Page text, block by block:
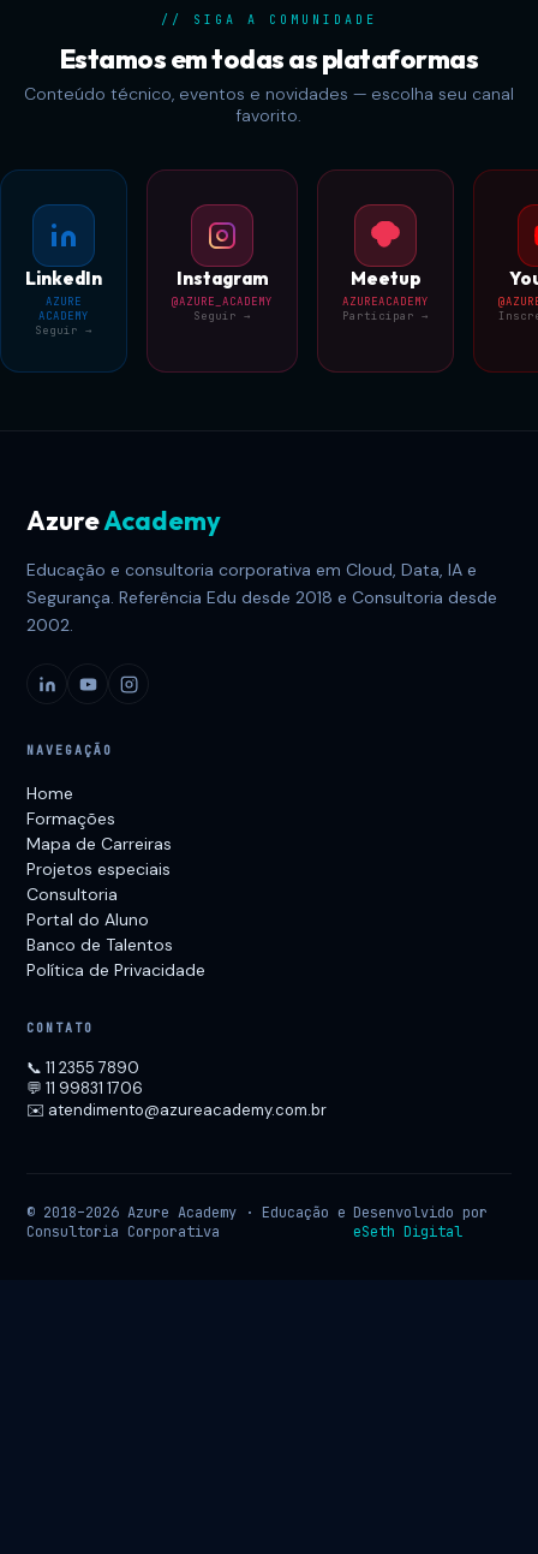
// SIGA A COMUNIDADE
Estamos em todas as plataformas
Conteúdo técnico, eventos e novidades — escolha seu canal
favorito.
LinkedIn
AZURE
ACADEMY
Seguir →
Instagram
@AZURE_ACADEMY
Seguir →
Meetup
AZUREACADEMY
Participar →
AzureAcademy
Educação e consultoria corporativa em Cloud, Data, IA e
Segurança. Referência Edu desde 2018 e Consultoria desde
2002.
NAVEGAÇÃO
Home
Formações
Mapa de Carreiras
Projetos especiais
Consultoria
Portal do Aluno
Banco de Talentos
Política de Privacidade
CONTATO
📞 11 2355 7890
💬 11 99831 1706
✉️ atendimento@azureacademy.com.br
© 2018–2026 Azure Academy · Educação e
Consultoria Corporativa
Desenvolvido por
eSeth Digital